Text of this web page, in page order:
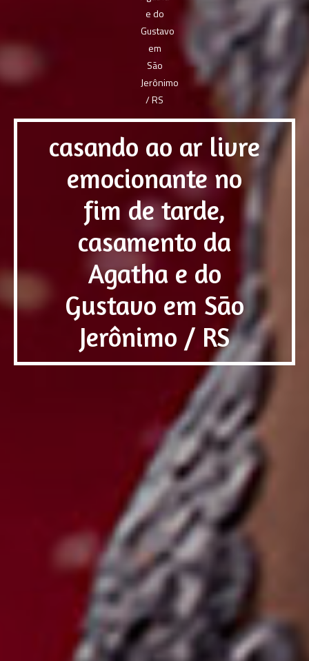
casando ao ar livre
emocionante no
fim de tarde,
casamento da
Agatha e do
Gustavo em São
Jerônimo / RS